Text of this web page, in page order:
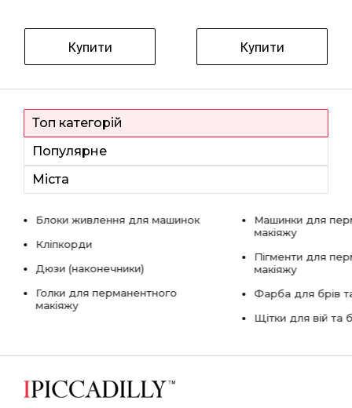
Купити Купити
Топ категорій
Популярне
Міста
Блоки живлення для машинок
Кліпкорди
Дюзи (наконечники)
Голки для перманентного
макіяжу
Машинки для
макіяжу
Пігменти для
макіяжу
Фарба для брів
Щітки для вій та